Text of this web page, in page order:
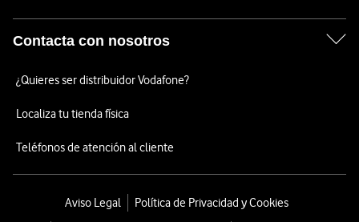
Contacta con nosotros
¿Quieres ser distribuidor Vodafone?
Localiza tu tienda física
Teléfonos de atención al cliente
Aviso Legal
Política de Privacidad y Cookies